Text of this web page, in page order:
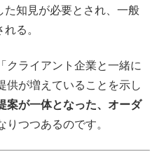
知見が必要とされ、一般
る。
クライアント企業と一緒に
供が増えていることを示し
案が一体となった、オーダ
りつつあるのです。